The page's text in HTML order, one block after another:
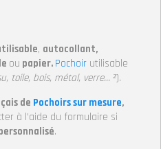
, autocollant,
ou papier. Pochoir utilisable
toile, bois, métal, verre… ²).
de Pochoirs sur mesure,
à l’aide du formulaire si
.